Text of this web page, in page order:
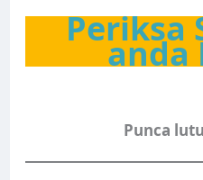
Periksa
anda
Punca